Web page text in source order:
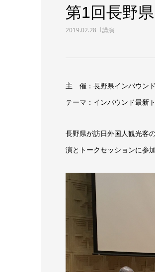
第1回長野
2019.02.28 講演
主 催：長野県インバウン
テーマ：インバウンド最新
長野県が訪日外国人観光客
演とトークセッションに参